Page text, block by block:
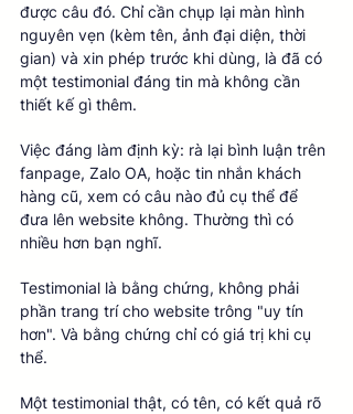
được câu đó. Chỉ cần chụp lại màn hình
nguyên vẹn (kèm tên, ảnh đại diện, thời
gian) và xin phép trước khi dùng, là đã có
một testimonial đáng tin mà không cần
thiết kế gì thêm.
Việc đáng làm định kỳ: rà lại bình luận trên
fanpage, Zalo OA, hoặc tin nhắn khách
hàng cũ, xem có câu nào đủ cụ thể để
đưa lên website không. Thường thì có
nhiều hơn bạn nghĩ.
Testimonial là bằng chứng, không phải
phần trang trí cho website trông "uy tín
hơn". Và bằng chứng chỉ có giá trị khi cụ
thể.
Một testimonial thật, có tên, có kết quả rõ